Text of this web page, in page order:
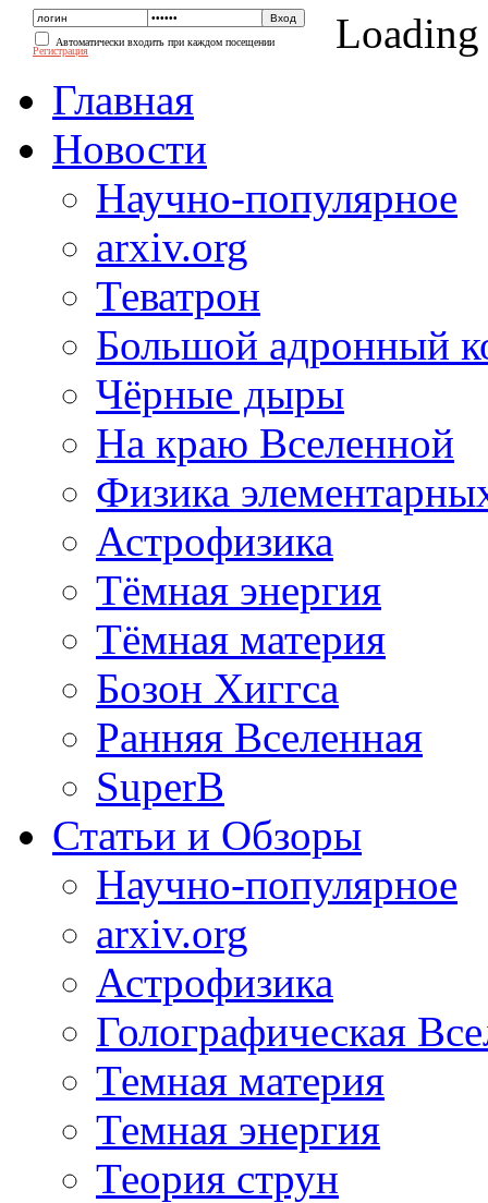
Автоматически входить при каждом посещении
Регистрация
Loading
Главная
Новости
Научно-популярное
arxiv.org
Теватрон
Большой адронный
Чёрные дыры
На краю Вселенной
Физика
Астрофизика
Тёмная энергия
Тёмная материя
Бозон Хиггса
Ранняя Вселенная
SuperB
Статьи и Обзоры
Научно-популярное
arxiv.org
Астрофизика
Голографическая
Темная материя
Темная энергия
Теория струн